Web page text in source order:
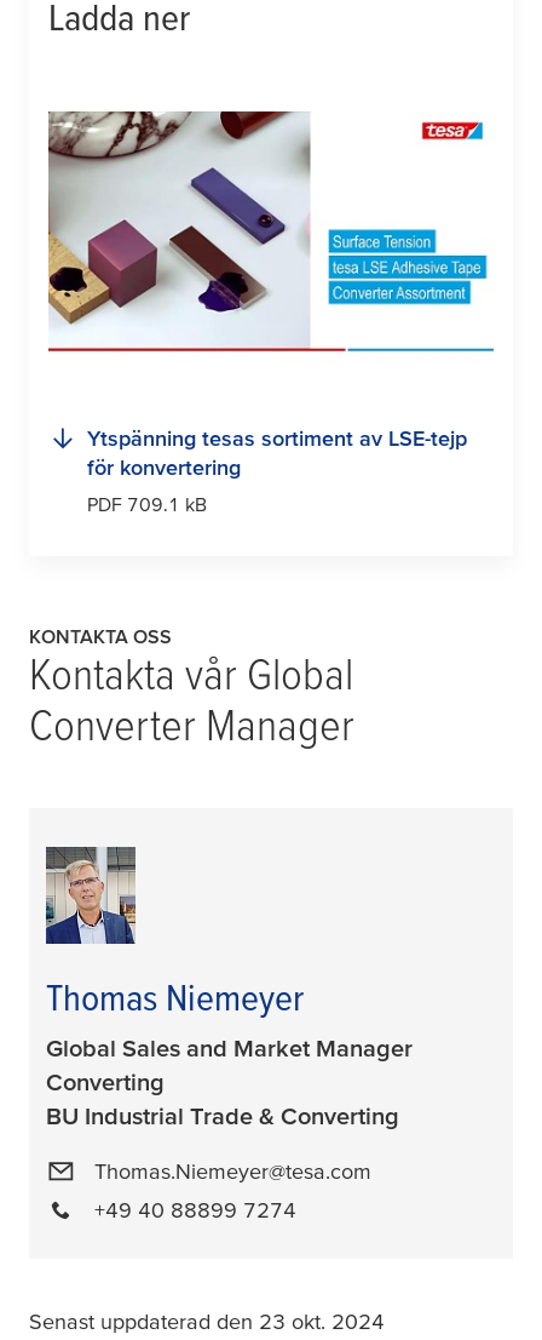
Ladda ner
Ytspänning tesas sortiment av LSE-tejp
för konvertering
PDF 709.1 kB
KONTAKTA OSS
Kontakta vår Global
Converter Manager
Thomas Niemeyer
Global Sales and Market Manager
Converting
BU Industrial Trade & Converting
Thomas.Niemeyer@tesa.com
+49 40 88899 7274
Senast uppdaterad den 23 okt. 2024